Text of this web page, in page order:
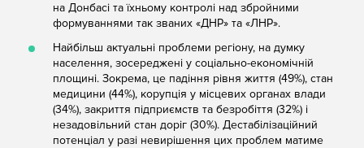
на Донбасі та їхньому контролі над збройними
формуваннями так званих «ДНР» та «ЛНР».
Найбільш актуальні проблеми регіону, на думку
населення, зосереджені у соціально-економічній
площині. Зокрема, це падіння рівня життя (49%), стан
медицини (44%), корупція у місцевих органах влади
(34%), закриття підприємств та безробіття (32%) і
незадовільний стан доріг (30%). Дестабілізаційний
потенціал у разі невирішення цих проблем матиме